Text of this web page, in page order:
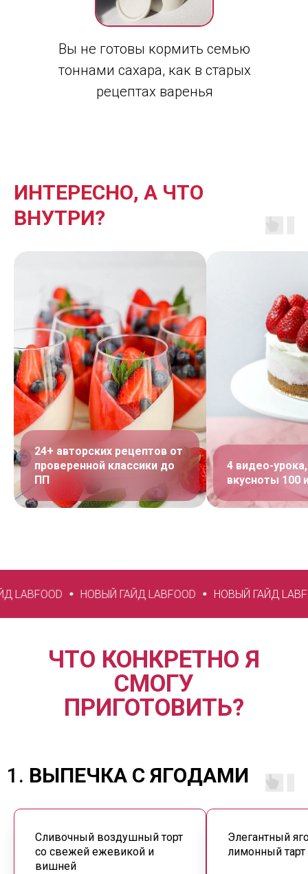
Вы не готовы кормить семью
тоннами сахара, как в старых
рецептах варенья
ИНТЕРЕСНО, А ЧТО
ВНУТРИ?
24+ авторских рецептов от
проверенной классики до
ПП
4 видео-
вкусноты 100
НОВЫЙ ГАЙД LABFOOD НОВЫЙ ГАЙД LABFOOD НОВЫЙ
ЧТО КОНКРЕТНО Я
СМОГУ
ПРИГОТОВИТЬ?
ВЫПЕЧКА С ЯГОДАМИ
Сливочный воздушный торт
со свежей ежевикой и
вишней
Элегантный
лимонный тарт